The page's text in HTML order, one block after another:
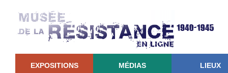
EXPOSITIONS MÉDIAS LIEUX